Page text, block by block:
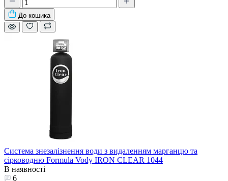
До кошика
Система знезалізнення води з видаленням марганцю та
сірководню Formula Vody IRON CLEAR 1044
В наявності
6